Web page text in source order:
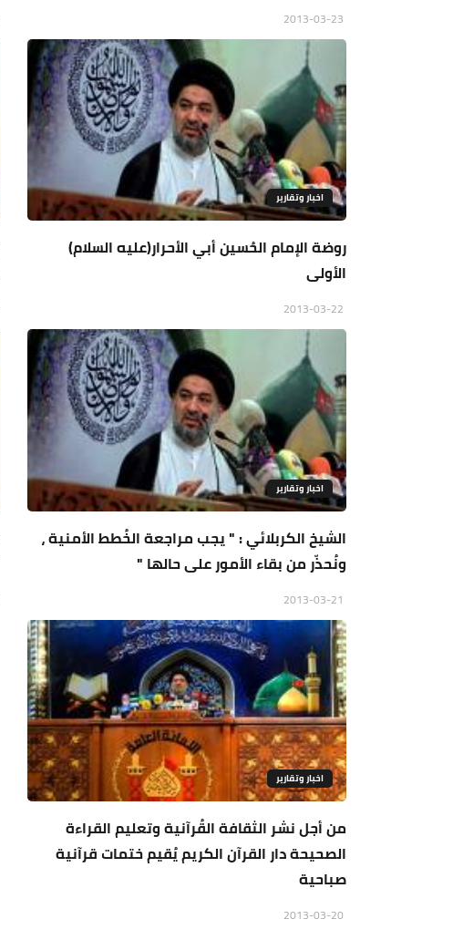
اخبار وتقارير
روضة الإمام الحُسين أبي الأحرار(عليه السلام)
الأولى
اخبار وتقارير
الشيخ الكربلائي : " يجب مراجعة الخُطط الأمنية ،
ونُحذّر من بقاء الأمور على حالها "
اخبار وتقارير
من أجل نشر الثقافة القُرآنية وتعليم القراءة
الصحيحة دار القرآن الكريم يُقيم ختمات قرآنية
صباحية